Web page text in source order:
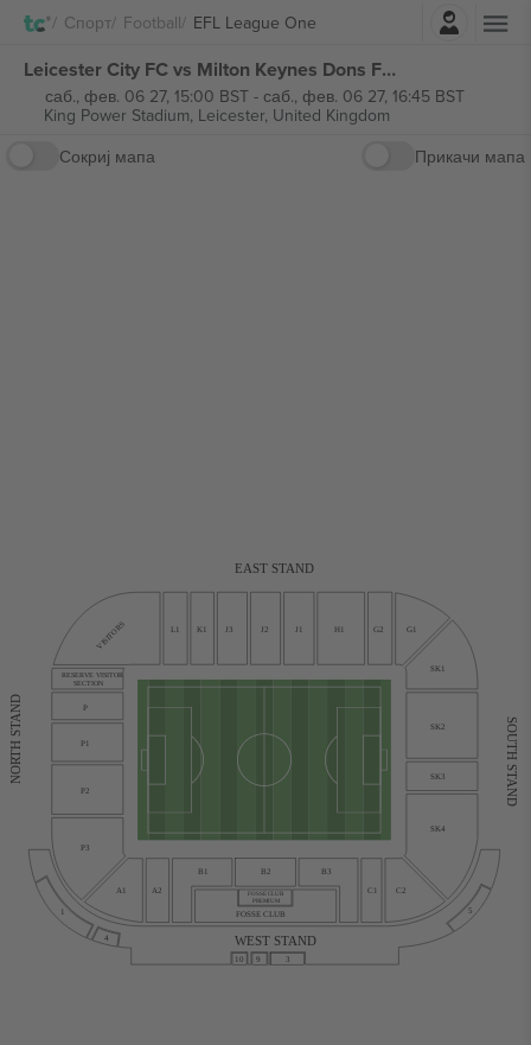
Спорт Football EFL League OneНајави се
Leicester City FC vs Milton Keynes Dons FC EFL League One билети
саб., фев. 06 27, 15:00 BST- саб., фев. 06 27, 16:45 BST
King Power Stadium, Leicester, United Kingdom
Сокриј мапа
Прикачи мапа
FOSSE CLUB
FOSSE CLUB
PREMIUM
L1 K1 J3 J2 J1 H1 G2 G1
A1 A2
B1 B2 B3
C1 C2
3
4
5
9
10
WEST STAND
VISITORS
RESERVE VISITOR
SECTION
SK1
SK2
SK3
SK4
P
P1
P2
P3
SOUTH STAND
EAST STAND
NORTH STAND